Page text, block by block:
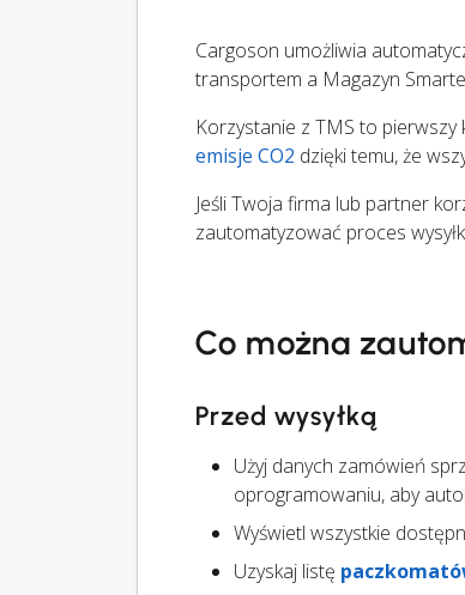
Cargoson umożliwia
transportem a Magazyn
Korzystanie z TMS to
emisje CO2 dzięki temu, że
Jeśli Twoja firma lub partner
zautomatyzować proces
Co można
Przed wysyłką
Użyj danych zamówień
oprogramowaniu, aby
Wyświetl wszystkie
Uzyskaj listę